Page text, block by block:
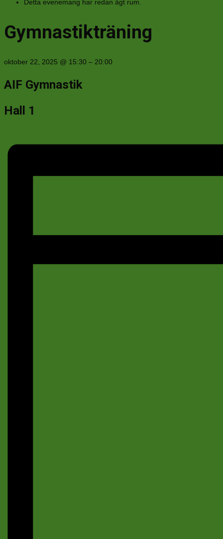
Detta evenemang har redan ägt rum.
Gymnastikträning
oktober 22, 2025 @ 15:30 – 20:00
AIF Gymnastik
Hall 1